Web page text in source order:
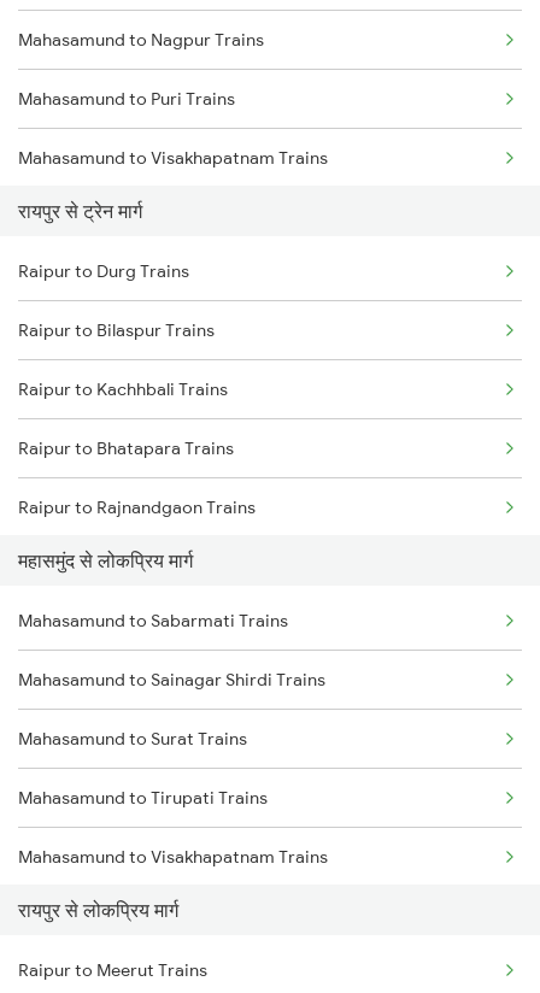
Mumbai to Goa Trains
Chennai to Coimbatore Trains
Mahasamund to Nagpur Trains
Mahasamund to Puri Trains
Mahasamund to Visakhapatnam Trains
Mahasamund to Vizianagaram Trains
Mahasamund to Bhusawal Trains
Mahasamund to Akola Trains
Mahasamund to Bhubaneswar Trains
Mahasamund to Anand Trains
Mahasamund to Ahmedabad Trains
Mahasamund to Bilaspur Trains
Mahasamund to Brahmapur Trains
Mahasamund to Chatrapur Trains
रायपुर से ट्रेन मार्ग
Raipur to Durg Trains
Raipur to Bilaspur Trains
Raipur to Kachhbali Trains
Raipur to Bhatapara Trains
Raipur to Rajnandgaon Trains
Raipur to Nagpur Trains
Raipur to Wardha Trains
Raipur to Tilda Trains
Raipur to Dongargarh Trains
Raipur to Jharsuguda Trains
Raipur to Champa Trains
Raipur to Warthi Trains
Raipur to Raigarh Trains
महासमुंद से लोकप्रिय मार्ग
Mahasamund to Sabarmati Trains
Mahasamund to Sainagar Shirdi Trains
Mahasamund to Surat Trains
Mahasamund to Tirupati Trains
Mahasamund to Visakhapatnam Trains
Mahasamund to Vizianagaram Trains
Mahasamund to Kasibugga Trains
रायपुर से लोकप्रिय मार्ग
Raipur to Meerut Trains